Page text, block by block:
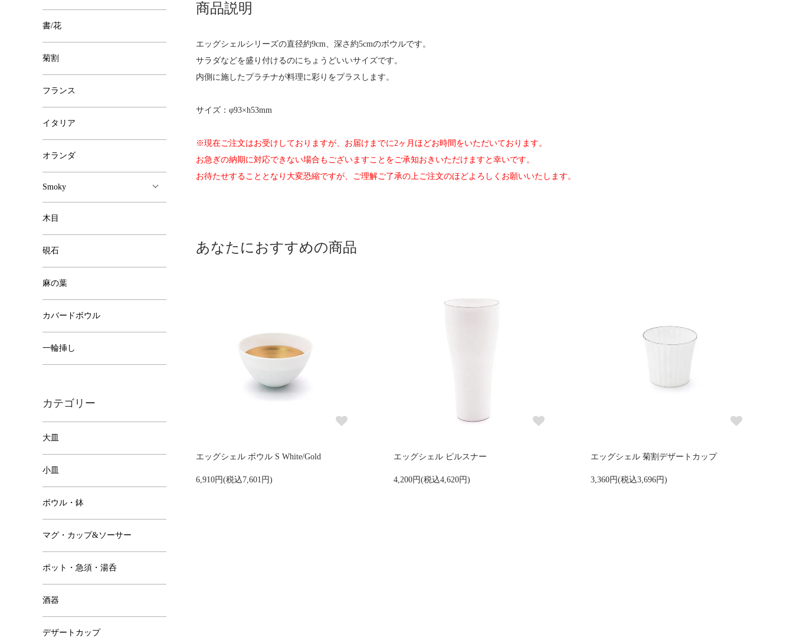
商品説明
エッグシェルシリーズの直径約9cm、深さ約5cmのボウルです。
サラダなどを盛り付けるのにちょうどいいサイズです。
内側に施したプラチナが料理に彩りをプラスします。
サイズ：φ93×h53mm
※現在ご注文はお受けしておりますが、お届けまでに2ヶ月ほどお時間をいただいております。
お急ぎの納期に対応できない場合もございますことをご承知おきいただけますと幸いです。
お待たせすることとなり大変恐縮ですが、ご理解ご了承の上ご注文のほどよろしくお願いいたします。
あなたにおすすめの商品
エッグシェル ボウル S White/Gold
6,910円(税込7,601円)
エッグシェル ピルスナー
4,200円(税込4,620円)
エッグシェル 菊割デザートカップ
3,360円(税込3,696円)
書/花
菊割
フランス
イタリア
オランダ
Smoky
木目
硯石
麻の葉
カバードボウル
一輪挿し
カテゴリー
大皿
小皿
ボウル・鉢
マグ・カップ&ソーサー
ポット・急須・湯呑
酒器
デザートカップ